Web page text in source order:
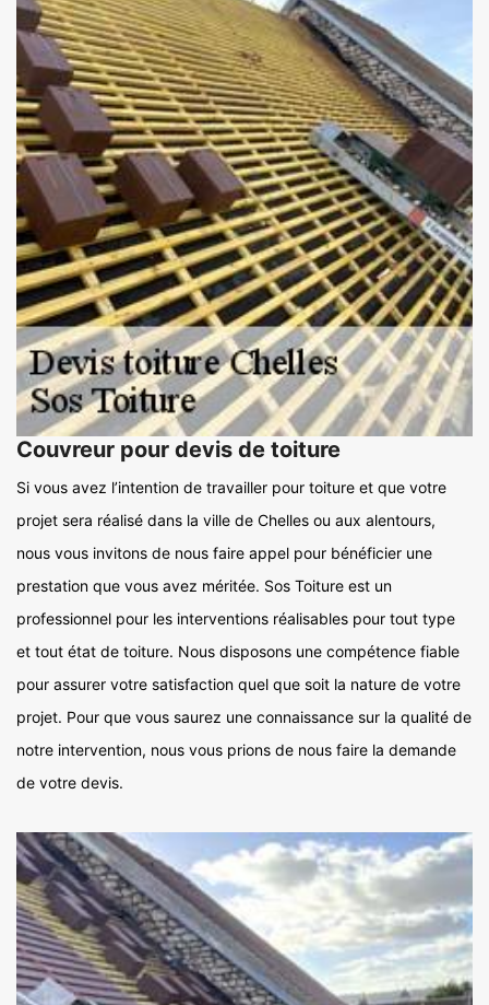
Couvreur pour devis de toiture
Si vous avez l’intention de travailler pour toiture et que votre
projet sera réalisé dans la ville de Chelles ou aux alentours,
nous vous invitons de nous faire appel pour bénéficier une
prestation que vous avez méritée. Sos Toiture est un
professionnel pour les interventions réalisables pour tout type
et tout état de toiture. Nous disposons une compétence fiable
pour assurer votre satisfaction quel que soit la nature de votre
projet. Pour que vous saurez une connaissance sur la qualité de
notre intervention, nous vous prions de nous faire la demande
de votre devis.